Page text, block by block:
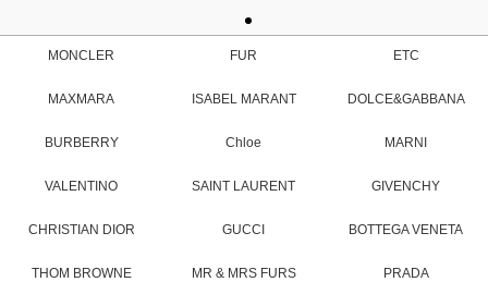
MONCLER FUR ETC
MAXMARA ISABEL MARANT DOLCE&GABBANA
BURBERRY Chloe MARNI
VALENTINO SAINT LAURENT GIVENCHY
CHRISTIAN DIOR GUCCI BOTTEGA VENETA
THOM BROWNE MR & MRS FURS PRADA